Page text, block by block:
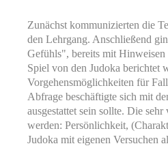
Zunächst kommunizierten die
den Lehrgang. Anschließend
Gefühls", bereits mit Hinweisen
Spiel von den Judoka
Vorgehensmöglichkeiten für
Abfrage beschäftigte sich mit
ausgestattet sein sollte. Die
werden: Persönlichkeit,
Judoka mit eigenen Versuchen